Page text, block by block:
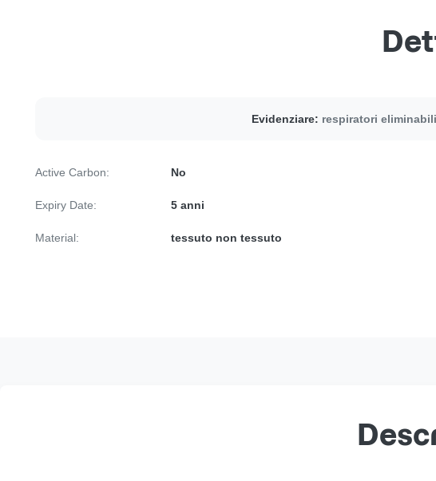
Evidenziare: respiratori
Active Carbon: No
Expiry Date: 5 anni
Material: tessuto non tessuto